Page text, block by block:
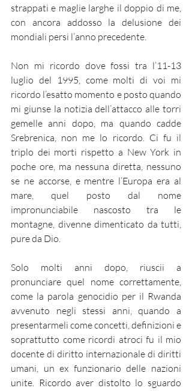
strappati e maglie larghe il doppio di me,
con ancora addosso la delusione dei
mondiali persi l’anno precedente.
Non mi ricordo dove fossi tra l’11-13
luglio del 1995, come molti di voi mi
ricordo l’esatto momento e posto quando
mi giunse la notizia dell’attacco alle torri
gemelle anni dopo, ma quando cadde
Srebrenica, non me lo ricordo. Ci fu il
triplo dei morti rispetto a New York in
poche ore, ma nessuna diretta, nessuno
se ne accorse, e mentre l’Europa era al
mare, quel posto dal nome
impronunciabile nascosto tra le
montagne, divenne dimenticato da tutti,
pure da Dio.
Solo molti anni dopo, riuscii a
pronunciare quel nome correttamente,
come la parola genocidio per il Rwanda
avvenuto negli stessi anni, quando a
presentarmeli come concetti, definizioni e
soprattutto come ricordi atroci fu il mio
docente di diritto internazionale di diritti
umani, un ex funzionario delle nazioni
unite. Ricordo aver distolto lo sguardo